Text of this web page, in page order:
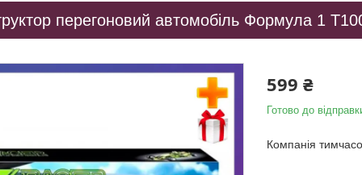
перегоновий автомобіль Формула 1
599 ₴
Готово до
Компанія